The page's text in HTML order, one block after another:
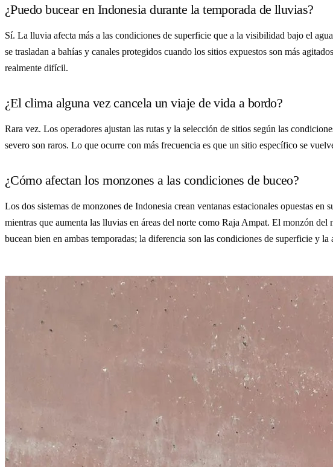
¿Puedo bucear en Indonesia durante la temporada de lluvias?
Sí. La lluvia afecta más a las condiciones de superficie que a la visibilidad bajo el
se trasladan a bahías y canales protegidos cuando los sitios expuestos son más
realmente difícil.
¿El clima alguna vez cancela un viaje de vida a bordo?
Rara vez. Los operadores ajustan las rutas y la selección de sitios según las
severo son raros. Lo que ocurre con más frecuencia es que un sitio específico se
¿Cómo afectan los monzones a las condiciones de buceo?
Los dos sistemas de monzones de Indonesia crean ventanas estacionales opuestas
mientras que aumenta las lluvias en áreas del norte como Raja Ampat. El monzón
bucean bien en ambas temporadas; la diferencia son las condiciones de superficie y